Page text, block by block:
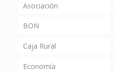
Asociación
BON
Caja Rural
Economía